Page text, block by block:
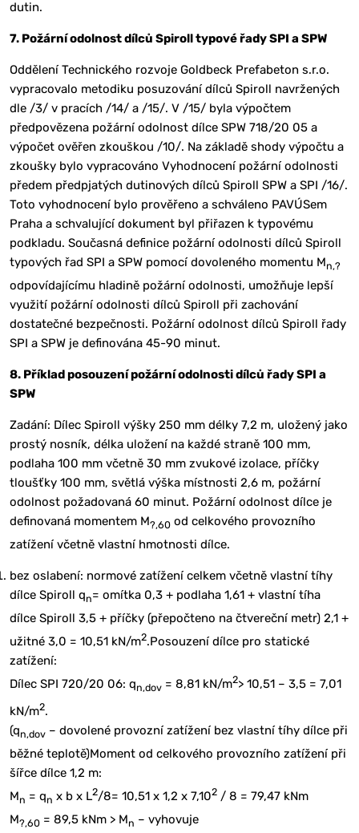
dutin.
7. Požární odolnost dílců Spiroll typové řady SPI a SPW
Oddělení Technického rozvoje Goldbeck Prefabeton s.r.o.
vypracovalo metodiku posuzování dílců Spiroll navržených
dle /3/ v pracích /14/ a /15/. V /15/ byla výpočtem
předpovězena požární odolnost dílce SPW 718/20 05 a
výpočet ověřen zkouškou /10/. Na základě shody výpočtu a
zkoušky bylo vypracováno Vyhodnocení požární odolnosti
předem předpjatých dutinových dílců Spiroll SPW a SPI /16/.
Toto vyhodnocení bylo prověřeno a schváleno PAVÚSem
Praha a schvalující dokument byl přiřazen k typovému
podkladu. Současná definice požární odolnosti dílců Spiroll
typových řad SPI a SPW pomocí dovoleného momentu Mn,?
odpovídajícímu hladině požární odolnosti, umožňuje lepší
využití požární odolnosti dílců Spiroll při zachování
dostatečné bezpečnosti. Požární odolnost dílců Spiroll řady
SPI a SPW je definována 45-90 minut.
8. Příklad posouzení požární odolnosti dílců řady SPI a
SPW
Zadání: Dílec Spiroll výšky 250 mm délky 7,2 m, uložený jako
prostý nosník, délka uložení na každé straně 100 mm,
podlaha 100 mm včetně 30 mm zvukové izolace, příčky
tloušťky 100 mm, světlá výška místnosti 2,6 m, požární
odolnost požadovaná 60 minut. Požární odolnost dílce je
definovaná momentem M?,60od celkového provozního
zatížení včetně vlastní hmotnosti dílce.
bez oslabení: normové zatížení celkem včetně vlastní tíhy
dílce Spiroll qn= omítka 0,3 + podlaha 1,61 + vlastní tíha
dílce Spiroll 3,5 + příčky (přepočteno na čtvereční metr) 2,1 +
užitné 3,0 = 10,51 kN/m2.Posouzení dílce pro statické
zatížení:
Dílec SPI 720/20 06: qn,dov= 8,81 kN/m2> 10,51 – 3,5 = 7,01
kN/m2.
(qn,dov– dovolené provozní zatížení bez vlastní tíhy dílce při
běžné teplotě)Moment od celkového provozního zatížení při
šířce dílce 1,2 m:
Mn = qn x b x L2/8= 10,51 x 1,2 x 7,102/ 8 = 79,47 kNm
M?,60= 89,5 kNm > Mn – vyhovuje